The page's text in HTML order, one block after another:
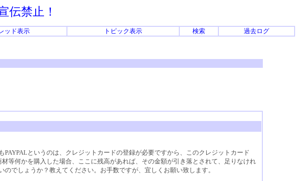
伝禁止！
ッド表示 トピック表示 検索 過去ログ
というのは、クレジットカードの登録が必要ですから、このクレジットカード
等何かを購入した場合、ここに残高があれば、その金額が引き落とされて、足りなけれ
でしょうか？教えてください。お手数ですが、宜しくお願い致します。